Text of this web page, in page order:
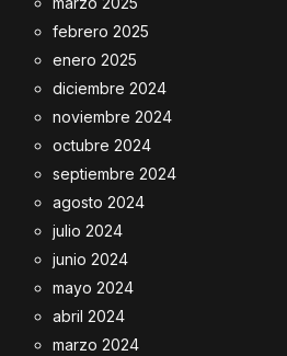
febrero 2025
enero 2025
diciembre 2024
noviembre 2024
octubre 2024
septiembre 2024
agosto 2024
julio 2024
junio 2024
mayo 2024
abril 2024
marzo 2024